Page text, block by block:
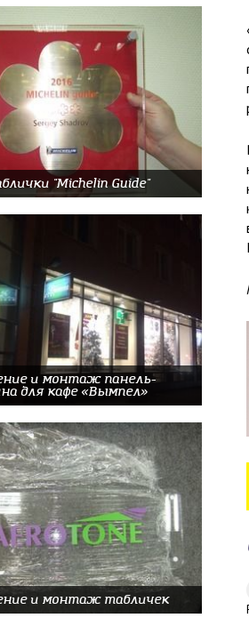
"Michelin Guide"
и монтаж панель-
для кафе «Вымпел»
и монтаж табличек